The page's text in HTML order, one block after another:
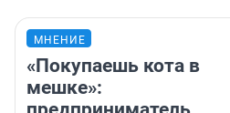
МНЕНИЕ
«Покупаешь кота в
мешке»: